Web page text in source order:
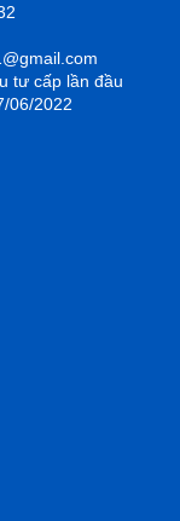
tư cấp lần đầu
06/2022